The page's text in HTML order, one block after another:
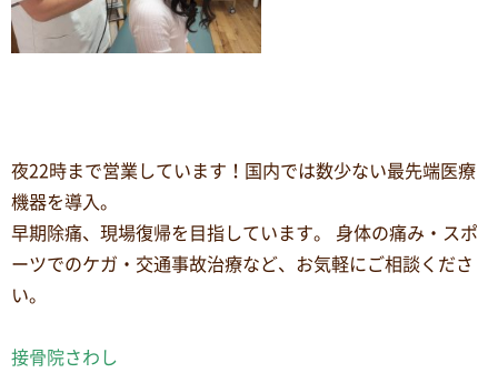
夜22時まで営業しています！国内では数少ない最先端医療
機器を導入。
早期除痛、現場復帰を目指しています。 身体の痛み・スポ
ーツでのケガ・交通事故治療など、お気軽にご相談くださ
い。
接骨院さわし